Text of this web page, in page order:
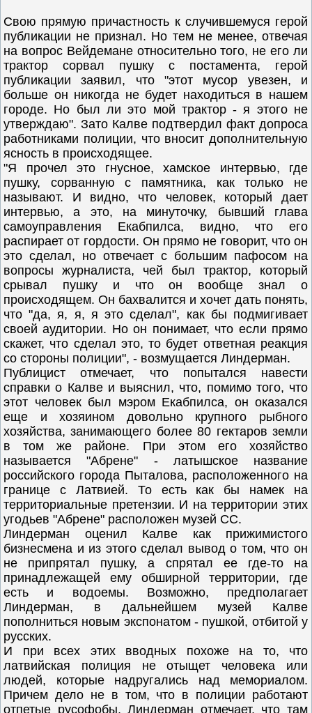
Свою прямую причастность к случившемуся герой
публикации не признал. Но тем не менее, отвечая
на вопрос Вейдемане относительно того, не его ли
трактор сорвал пушку с постамента, герой
публикации заявил, что "этот мусор увезен, и
больше он никогда не будет находиться в нашем
городе. Но был ли это мой трактор - я этого не
утверждаю". Зато Калве подтвердил факт допроса
работниками полиции, что вносит дополнительную
ясность в происходящее.
"Я прочел это гнусное, хамское интервью, где
пушку, сорванную с памятника, как только не
называют. И видно, что человек, который дает
интервью, а это, на минуточку, бывший глава
самоуправления Екабпилса, видно, что его
распирает от гордости. Он прямо не говорит, что он
это сделал, но отвечает с большим пафосом на
вопросы журналиста, чей был трактор, который
срывал пушку и что он вообще знал о
происходящем. Он бахвалится и хочет дать понять,
что "да, я, я, я это сделал", как бы подмигивает
своей аудитории. Но он понимает, что если прямо
скажет, что сделал это, то будет ответная реакция
со стороны полиции", - возмущается Линдерман.
Публицист отмечает, что попытался навести
справки о Калве и выяснил, что, помимо того, что
этот человек был мэром Екабпилса, он оказался
еще и хозяином довольно крупного рыбного
хозяйства, занимающего более 80 гектаров земли
в том же районе. При этом его хозяйство
называется "Абрене" - латышское название
российского города Пыталова, расположенного на
границе с Латвией. То есть как бы намек на
территориальные претензии. И на территории этих
угодьев "Абрене" расположен музей СС.
Линдерман оценил Калве как прижимистого
бизнесмена и из этого сделал вывод о том, что он
не припрятал пушку, а спрятал ее где-то на
принадлежащей ему обширной территории, где
есть и водоемы. Возможно, предполагает
Линдерман, в дальнейшем музей Калве
пополниться новым экспонатом - пушкой, отбитой у
русских.
И при всех этих вводных похоже на то, что
латвийская полиция не отыщет человека или
людей, которые надругались над мемориалом.
Причем дело не в том, что в полиции работают
отпетые русофобы, Линдерман отмечает, что там